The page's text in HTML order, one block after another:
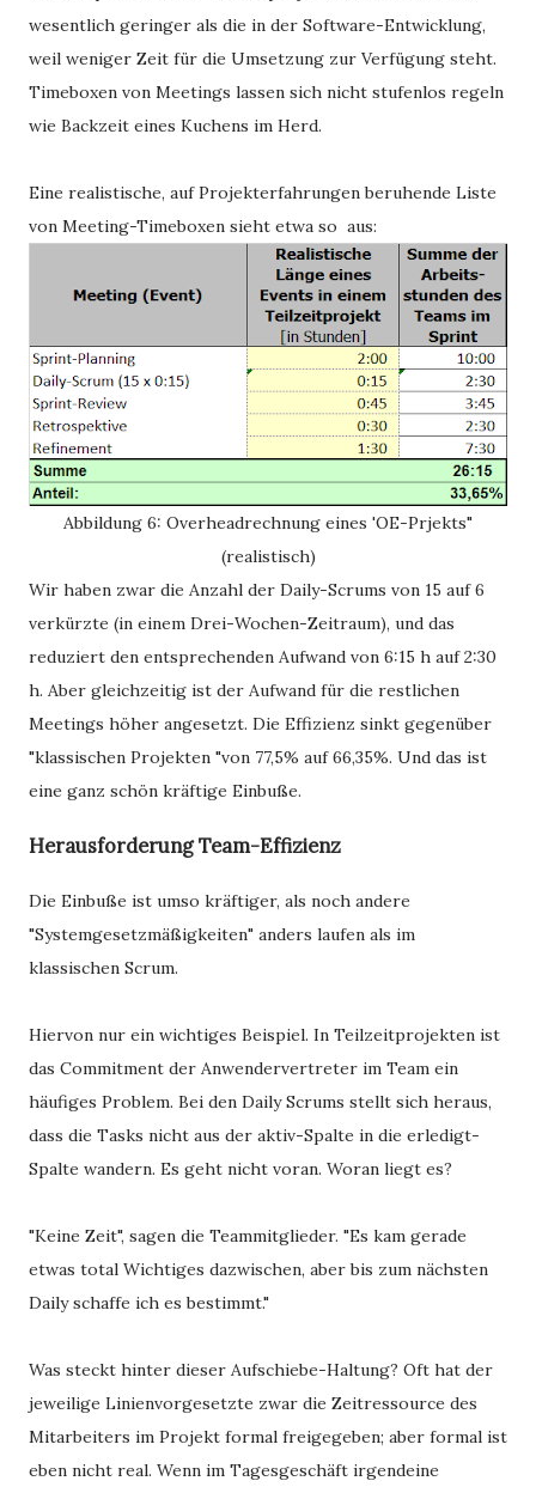
wesentlich geringer als die in der Software-Entwicklung,
weil weniger Zeit für die Umsetzung zur Verfügung steht.
Timeboxen von Meetings lassen sich nicht stufenlos regeln
wie Backzeit eines Kuchens im Herd.
Eine realistische, auf Projekterfahrungen beruhende Liste
von Meeting-Timeboxen sieht etwa so aus:
Abbildung 6: Overheadrechnung eines 'OE-Prjekts"
(realistisch)
Wir haben zwar die Anzahl der Daily-Scrums von 15 auf 6
verkürzte (in einem Drei-Wochen-Zeitraum), und das
reduziert den entsprechenden Aufwand von 6:15 h auf 2:30
h. Aber gleichzeitig ist der Aufwand für die restlichen
Meetings höher angesetzt. Die Effizienz sinkt gegenüber
"klassischen Projekten "von 77,5% auf 66,35%. Und das ist
eine ganz schön kräftige Einbuße.
Herausforderung Team-Effizienz
Die Einbuße ist umso kräftiger, als noch andere
"Systemgesetzmäßigkeiten" anders laufen als im
klassischen Scrum.
Hiervon nur ein wichtiges Beispiel. In Teilzeitprojekten ist
das Commitment der Anwendervertreter im Team ein
häufiges Problem. Bei den Daily Scrums stellt sich heraus,
dass die Tasks nicht aus der aktiv-Spalte in die erledigt-
Spalte wandern. Es geht nicht voran. Woran liegt es?
"Keine Zeit", sagen die Teammitglieder. "Es kam gerade
etwas total Wichtiges dazwischen, aber bis zum nächsten
Daily schaffe ich es bestimmt."
Was steckt hinter dieser Aufschiebe-Haltung? Oft hat der
jeweilige Linienvorgesetzte zwar die Zeitressource des
Mitarbeiters im Projekt formal freigegeben; aber formal ist
eben nicht real. Wenn im Tagesgeschäft irgendeine